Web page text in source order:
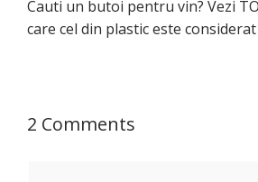
Cauti un butoi pentru vin? Vezi
care cel din plastic este
2 Comments